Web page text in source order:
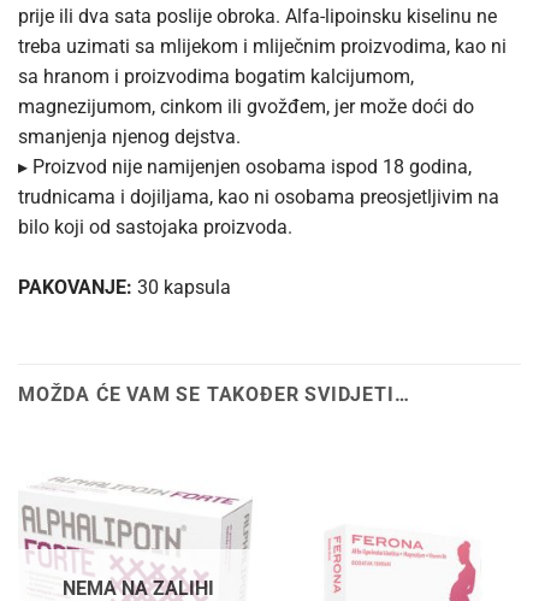
prije ili dva sata poslije obroka. Alfa-lipoinsku kiselinu ne
treba uzimati sa mlijekom i mliječnim proizvodima, kao ni
sa hranom i proizvodima bogatim kalcijumom,
magnezijumom, cinkom ili gvožđem, jer može doći do
smanjenja njenog dejstva.
▸ Proizvod nije namijenjen osobama ispod 18 godina,
trudnicama i dojiljama, kao ni osobama preosjetljivim na
bilo koji od sastojaka proizvoda.
PAKOVANJE: 30 kapsula
MOŽDA ĆE VAM SE TAKOĐER SVIDJETI…
NEMA NA ZALIHI